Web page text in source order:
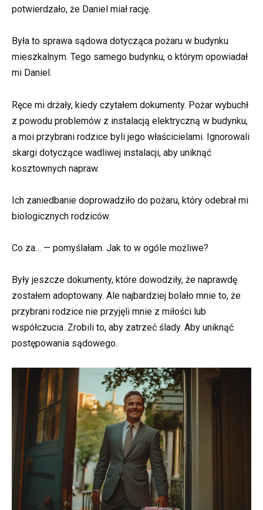
potwierdzało, że Daniel miał rację.
Była to sprawa sądowa dotycząca pożaru w budynku
mieszkalnym. Tego samego budynku, o którym opowiadał
mi Daniel.
Ręce mi drżały, kiedy czytałem dokumenty. Pożar wybuchł
z powodu problemów z instalacją elektryczną w budynku,
a moi przybrani rodzice byli jego właścicielami. Ignorowali
skargi dotyczące wadliwej instalacji, aby uniknąć
kosztownych napraw.
Ich zaniedbanie doprowadziło do pożaru, który odebrał mi
biologicznych rodziców.
Co za… — pomyślałam. Jak to w ogóle możliwe?
Były jeszcze dokumenty, które dowodziły, że naprawdę
zostałem adoptowany. Ale najbardziej bolało mnie to, że
przybrani rodzice nie przyjęli mnie z miłości lub
współczucia. Zrobili to, aby zatrzeć ślady. Aby uniknąć
postępowania sądowego.